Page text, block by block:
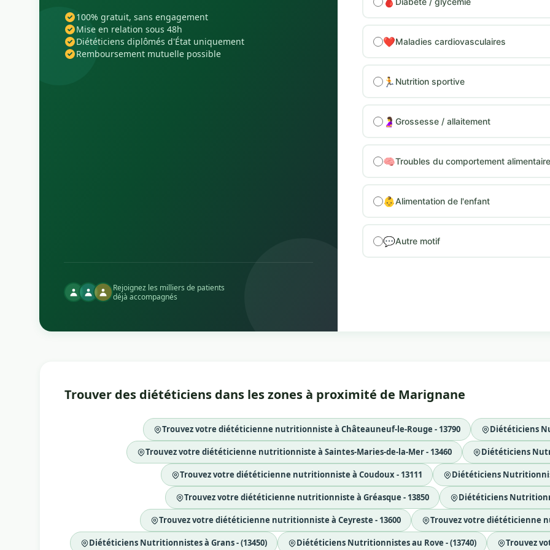
100% gratuit, sans engagement
Mise en relation sous 48h
Diététiciens diplômés d'État uniquement
Remboursement mutuelle possible
Rejoignez les milliers de patients
déjà accompagnés
❤️Maladies cardiovasculaires
🏃 Nutrition sportive
🤰 Grossesse / allaitement
🧠Troubles du comportement alimentaire
👶Alimentation de l'enfant
💬Autre motif
Trouver des diététiciens dans les zones à proximité de Marignane
Trouvez votre diététicienne nutritionniste à Châteauneuf-le-Rouge - 13790 Diététiciens
Trouvez votre diététicienne nutritionniste à Saintes-Maries-de-la-Mer - 13460 Diététiciens
Trouvez votre diététicienne nutritionniste à Coudoux - 13111 Diététiciens
Trouvez votre diététicienne nutritionniste à Gréasque - 13850 Diététiciens
Trouvez votre diététicienne nutritionniste à Ceyreste - 13600 Trouvez votre diététicienne
Diététiciens Nutritionnistes à Grans - (13450) Diététiciens Nutritionnistes au Rove - (13740) Trouvez